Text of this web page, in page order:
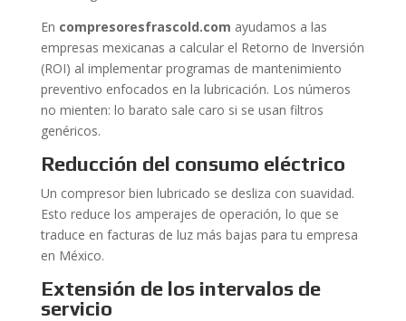
En compresoresfrascold.com ayudamos a las
empresas mexicanas a calcular el Retorno de Inversión
(ROI) al implementar programas de mantenimiento
preventivo enfocados en la lubricación. Los números
no mienten: lo barato sale caro si se usan filtros
genéricos.
Reducción del consumo eléctrico
Un compresor bien lubricado se desliza con suavidad.
Esto reduce los amperajes de operación, lo que se
traduce en facturas de luz más bajas para tu empresa
en México.
Extensión de los intervalos de
servicio